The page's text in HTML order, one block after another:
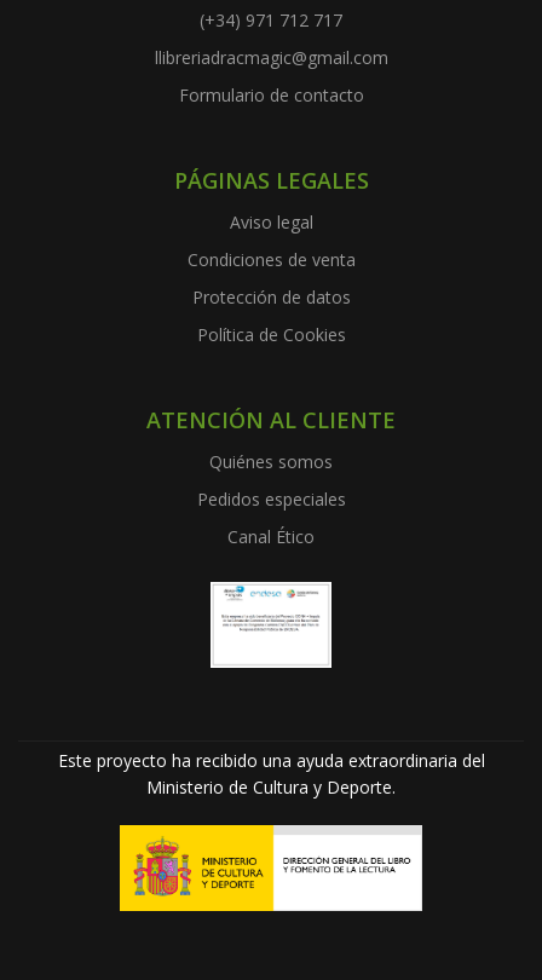
(+34) 971 712 717
llibreriadracmagic@gmail.com
Formulario de contacto
PÁGINAS LEGALES
Aviso legal
Condiciones de venta
Protección de datos
Política de Cookies
ATENCIÓN AL CLIENTE
Quiénes somos
Pedidos especiales
Canal Ético
Este proyecto ha recibido una ayuda extraordinaria del
Ministerio de Cultura y Deporte.